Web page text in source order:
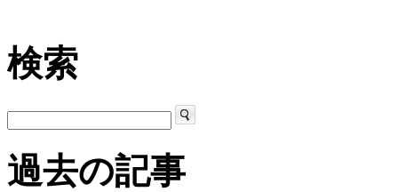
検索
過去の記事